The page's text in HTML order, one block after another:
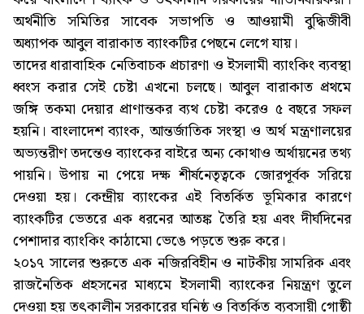
অর্থনীতি সমিতির সাবেক সভাপতি ও আওয়ামী বুদ্ধিজীবী
অধ্যাপক আবুল বারাকাত ব্যাংকটির পেছনে লেগে যায়।
তাদের ধারাবাহিক নেতিবাচক প্রচারণা ও ইসলামী ব্যাংকিং ব্যবস্থা
ধ্বংস করার সেই চেষ্টা এখনো চলছে। আবুল বারাকাত প্রথমে
জঙ্গি তকমা দেয়ার প্রাণান্তকর ব্যথ চেষ্টা করেও ৫ বছরে সফল
হয়নি। বাংলাদেশ ব্যাংক, আন্তর্জাতিক সংস্থা ও অর্থ মন্ত্রণালয়ের
অভ্যন্তরীণ তদন্তেও ব্যাংকের বাইরে অন্য কোথাও অর্থায়নের তথ্য
পায়নি। উপায় না পেয়ে দক্ষ শীর্ষনেতৃত্বকে জোরপূর্বক সরিয়ে
দেওয়া হয়। কেন্দ্রীয় ব্যাংকের এই বিতর্কিত ভূমিকার কারণে
ব্যাংকটির ভেতরে এক ধরনের আতঙ্ক তৈরি হয় এবং দীর্ঘদিনের
পেশাদার ব্যাংকিং কাঠামো ভেঙে পড়তে শুরু করে।
২০১৭ সালের শুরুতে এক নজিরবিহীন ও নাটকীয় সামরিক এবং
রাজনৈতিক প্রহসনের মাধ্যমে ইসলামী ব্যাংকের নিয়ন্ত্রণ তুলে
দেওয়া হয় তৎকালীন সরকারের ঘনিষ্ঠ ও বিতর্কিত ব্যবসায়ী গোষ্ঠী